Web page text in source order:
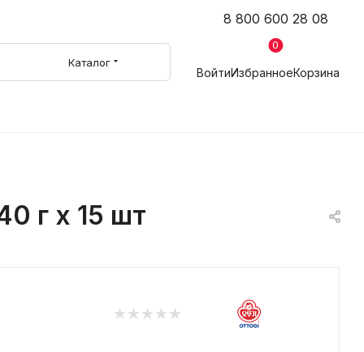
8 800 600 28 08
Каталог
ВойтиИзбранное
0
Корзина
г х 15 шт